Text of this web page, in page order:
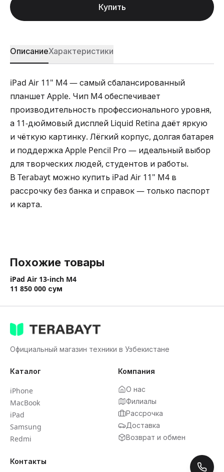
Купить
ОписаниеХарактеристики
iPad Air 11" M4 — самый сбалансированный
планшет Apple. Чип M4 обеспечивает
производительность профессионального уровня,
а 11-дюймовый дисплей Liquid Retina даёт яркую
и чёткую картинку. Лёгкий корпус, долгая батарея
и поддержка Apple Pencil Pro — идеальный выбор
для творческих людей, студентов и работы.
В Terabayt можно купить iPad Air 11" M4 в
рассрочку без банка и справок — только паспорт
и карта.
Похожие товары
iPad Air 13-inch M4
11 850 000 сум
Официальный магазин техники в Узбекистане
Каталог
iPhone
MacBook
iPad
Samsung
Redmi
Компания
О нас
Филиалы
Рассрочка
Доставка
Возврат и обмен
Контакты